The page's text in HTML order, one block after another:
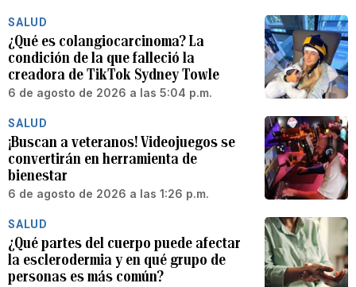
SALUD
¿Qué es colangiocarcinoma? La
condición de la que falleció la
creadora de TikTok Sydney Towle
6 de agosto de 2026 a las 5:04 p.m.
SALUD
¡Buscan a veteranos! Videojuegos se
convertirán en herramienta de
bienestar
6 de agosto de 2026 a las 1:26 p.m.
SALUD
¿Qué partes del cuerpo puede afectar
la esclerodermia y en qué grupo de
personas es más común?